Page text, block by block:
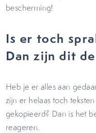
bescherming!
Is er toch
Dan zijn dit
Heb je er alles aan
zijn er helaas toch
gekopieerd? Dan is het
reageren.